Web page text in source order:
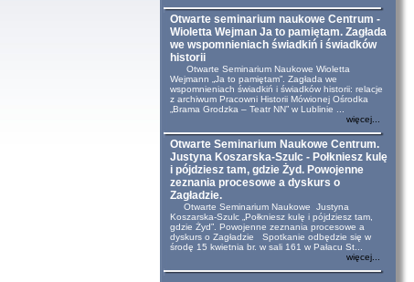
Otwarte seminarium naukowe Centrum -
Wioletta Wejman Ja to pamiętam. Zagłada
we wspomnieniach świadkiń i świadków
historii
Otwarte Seminarium Naukowe Wioletta
Wejmann „Ja to pamiętam”. Zagłada we
wspomnieniach świadkiń i świadków historii: relacje
z archiwum Pracowni Historii Mówionej Ośrodka
„Brama Grodzka – Teatr NN” w Lublinie ...
więcej...
Otwarte Seminarium Naukowe Centrum.
Justyna Koszarska-Szulc - Połkniesz kulę
i pójdziesz tam, gdzie Żyd. Powojenne
zeznania procesowe a dyskurs o
Zagładzie.
Otwarte Seminarium Naukowe Justyna
Koszarska-Szulc „Połkniesz kulę i pójdziesz tam,
gdzie Żyd”. Powojenne zeznania procesowe a
dyskurs o Zagładzie Spotkanie odbędzie się w
środę 15 kwietnia br. w sali 161 w Pałacu St...
więcej...